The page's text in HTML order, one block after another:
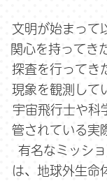
文明が始まって
関心を持ってき
探査を行ってき
現象を観測して
宇宙飛行士や科
管されている実
有名なミッシ
は、地球外生命